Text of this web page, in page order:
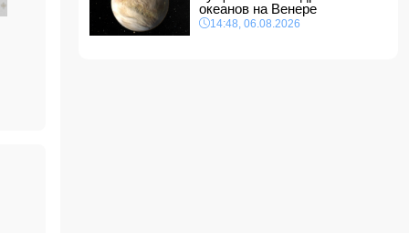
12:40, 07.08.2026
океанов на Венере
14:48, 06.08.2026